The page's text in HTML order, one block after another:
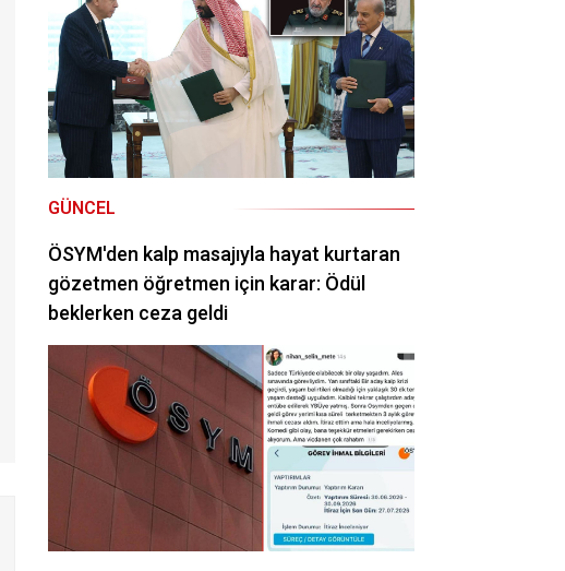
GÜNCEL
ÖSYM'den kalp masajıyla hayat kurtaran
gözetmen öğretmen için karar: Ödül
beklerken ceza geldi